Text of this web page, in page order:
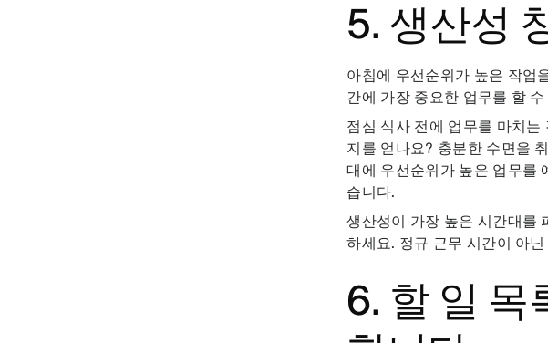
5. 생산성
아침에 우선순위가 높은 작업
간에 가장 중요한 업무를 할
점심 식사 전에 업무를 마치
지를 얻나요? 충분한 수면을
대에 우선순위가 높은 업무를
습니다.
생산성이 가장 높은 시간대를
하세요. 정규 근무 시간이 아
6. 할 일 목